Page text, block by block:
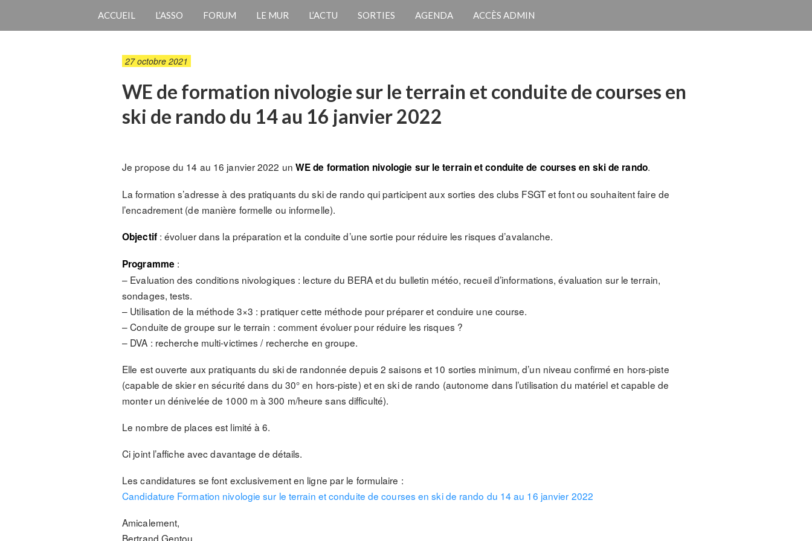
ACCUEIL L’ASSO FORUM LE MUR L’ACTU SORTIES AGENDA ACCÈS ADMIN
27 octobre 2021
WE de formation nivologie sur le terrain et conduite de courses en
ski de rando du 14 au 16 janvier 2022
Je propose du 14 au 16 janvier 2022 un WE de formation nivologie sur le terrain et conduite de courses en ski de rando.
La formation s’adresse à des pratiquants du ski de rando qui participent aux sorties des clubs FSGT et font ou souhaitent faire de
l’encadrement (de manière formelle ou informelle).
Objectif : évoluer dans la préparation et la conduite d’une sortie pour réduire les risques d’avalanche.
Programme :
– Evaluation des conditions nivologiques : lecture du BERA et du bulletin météo, recueil d’informations, évaluation sur le terrain,
sondages, tests.
– Utilisation de la méthode 3×3 : pratiquer cette méthode pour préparer et conduire une course.
– Conduite de groupe sur le terrain : comment évoluer pour réduire les risques ?
– DVA : recherche multi-victimes / recherche en groupe.
Elle est ouverte aux pratiquants du ski de randonnée depuis 2 saisons et 10 sorties minimum, d’un niveau confirmé en hors-piste
(capable de skier en sécurité dans du 30° en hors-piste) et en ski de rando (autonome dans l’utilisation du matériel et capable de
monter un dénivelée de 1000 m à 300 m/heure sans difficulté).
Le nombre de places est limité à 6.
Ci joint l’affiche avec davantage de détails.
Les candidatures se font exclusivement en ligne par le formulaire :
Candidature Formation nivologie sur le terrain et conduite de courses en ski de rando du 14 au 16 janvier 2022
Amicalement,
Bertrand Gentou